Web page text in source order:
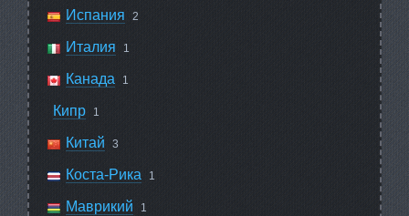
Испания 2
Италия 1
Канада 1
Кипр 1
Китай 3
Коста-Рика 1
Маврикий 1